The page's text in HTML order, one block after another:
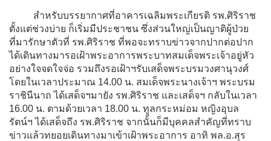
สำหรับบรรยากาศที่อาคารเฉลิมพระเกียรติ รพ.ศิริราช
ตั้งแต่ช่วงบ่าย ก็เริ่มมีประชาชน ซึ่งส่วนใหญ่เป็นญาติผู้ป่วย
ที่มารักษาตัวที่ รพ.ศิริราช ที่พอจะทราบข่าวจากปากต่อปาก
ได้เดินทางมารอเฝ้าพระอาการพระบาทสมเด็จพระเจ้าอยู่หัว
อย่างใจจดใจจ่อ รวมถึงรอเฝ้าฯรับเสด็จพระบรมวงศานุวงศ์
โดยในเวลาประมาณ 14.00 น. สมเด็จพระนางเจ้าฯ พระบรม
ราชินีนาถ ได้เสด็จฯมายัง รพ.ศิริราช และเสด็จฯ กลับในเวลา
16.00 น. ตามด้วยเวลา 18.00 น. ทูลกระหม่อม หญิงอุบล
รัตน์ฯ ได้เสด็จถึง รพ.ศิริราช จากนั้นก็มีบุคคลสำคัญที่ทราบ
ข่าวแล้วทยอยเดินทางมาเข้าเฝ้าพระอาการ อาทิ พล.อ.สุร